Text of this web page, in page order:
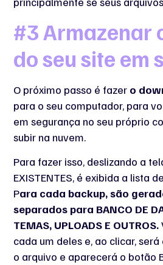
#3 Armazenar
do seu site em
O próximo passo é fazer o
para o seu computador, para
em segurança no seu próprio
subir na nuvem.
Para fazer isso, deslizando a
EXISTENTES, é exibida a lista
Para cada backup, são
separados para BANCO DE
TEMAS, UPLOADS E OUTROS.
cada um deles e, ao clicar,
o arquivo e aparecerá o botão